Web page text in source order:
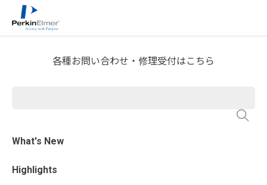
各種お問い合わせ・修理受付はこちら
What's New
Highlights
ホーム
分析屋さんが言いたがらない 分析のテクニックあれこ
れ
祝31回目の更新！